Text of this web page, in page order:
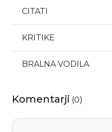
CITATI
KRITIKE
BRALNA VODILA
Komentarji (0)